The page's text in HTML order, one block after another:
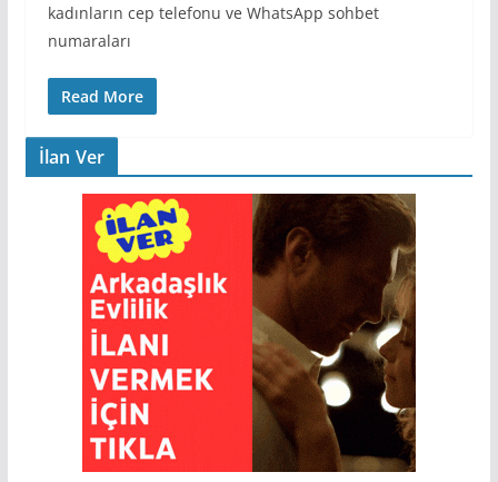
kadınların cep telefonu ve WhatsApp sohbet
numaraları
Read More
İlan Ver